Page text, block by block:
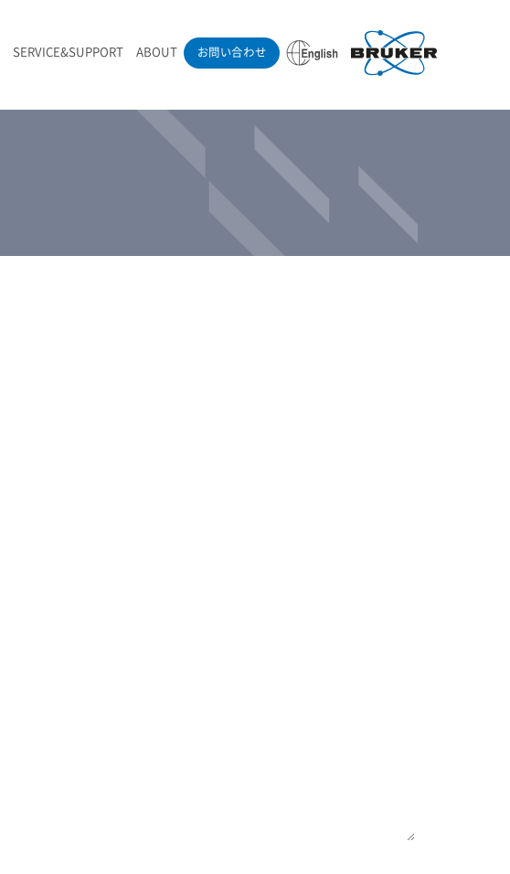
RAMANdrive | ウェハーステージ搭載ラマン顕微鏡
LIBcell | 不活性雰囲気ラマン測定用密閉容器
SERVICE&SUPPORT ABOUT お問い合わせ